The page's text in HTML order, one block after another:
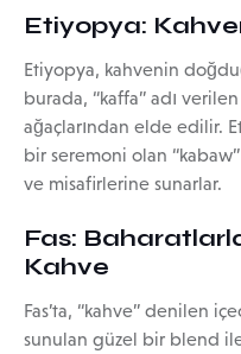
Etiyopya:
Etiyopya, kahvenin
burada, “kaffa” adı
ağaçlarından elde edilir.
bir seremoni olan
ve misafirlerine sunarlar.
Fas:
Kahve
Fas’ta, “kahve” denilen
sunulan güzel bir blend